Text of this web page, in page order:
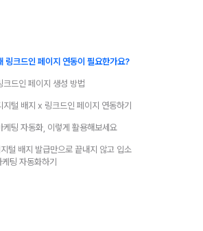
링크드인 페이지 연동이 필요한가요?
크드인 페이지 생성 방법
지털 배지 x 링크드인 페이지 연동하기
케팅 자동화, 이렇게 활용해보세요
지털 배지 발급만으로 끝내지 않고 입소
팅 자동화하기